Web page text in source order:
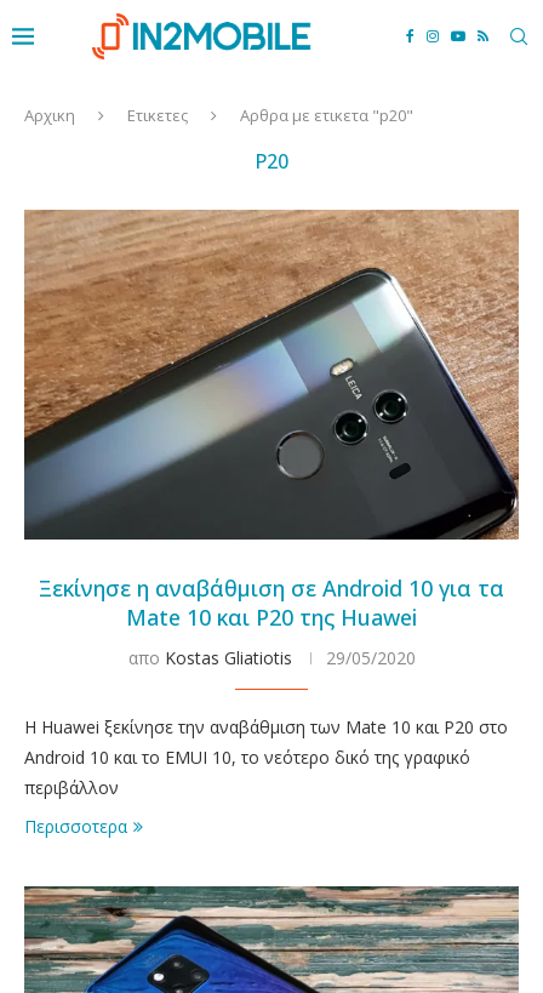
Αρχικη Ετικετες Αρθρα με ετικετα "p20"
P20
Ξεκίνησε η αναβάθμιση σε Android 10 για τα
Mate 10 και P20 της Huawei
απο Kostas Gliatiotis 29/05/2020
Η Huawei ξεκίνησε την αναβάθμιση των Mate 10 και P20 στο
Android 10 και το EMUI 10, το νεότερο δικό της γραφικό
περιβάλλον
Περισσοτερα